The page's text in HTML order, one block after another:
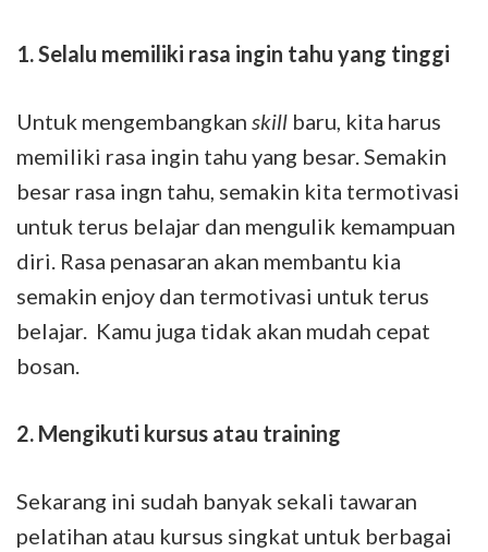
1.Selalu memiliki rasa ingin tahu yang tinggi
Untuk mengembangkan skill baru, kita harus
memiliki rasa ingin tahu yang besar. Semakin
besar rasa ingn tahu, semakin kita termotivasi
untuk terus belajar dan mengulik kemampuan
diri. Rasa penasaran akan membantu kia
semakin enjoy dan termotivasi untuk terus
belajar. Kamu juga tidak akan mudah cepat
bosan.
2. Mengikuti kursus atau training
Sekarang ini sudah banyak sekali tawaran
pelatihan atau kursus singkat untuk berbagai